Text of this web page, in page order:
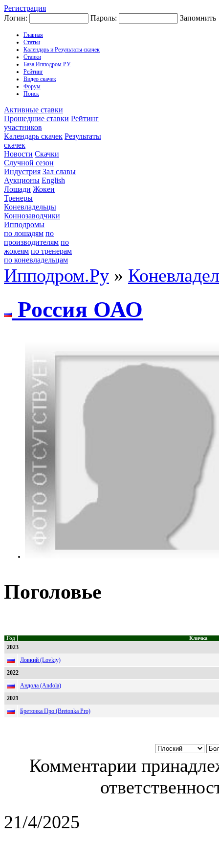
Регистрация
Логин:
Пароль: Запомнить
Главная
Статьи
Календарь и Результаты скачек
Ставки
База Ипподром.РУ
Рейтинг
Видео скачек
Форум
Поиск
Активные ставки
Прошедшие ставки Рейтинг
участников
Календарь скачек Результаты
скачек
Новости Скачки
Случной сезон
Индустрия Зал славы
Аукционы English
Лошади Жокеи
Тренеры
Коневладельцы
Коннозаводчики
Ипподромы
по лошадям по
производителям по
жокеям по тренерам
по коневладельцам
Ипподром.Ру »
Poссия ОАО
Поголовье
Год Кличка
2023
Ловкий (Lovkiy)
2022
Андола (Andola)
2021
Бретонка Про (Bretonka Pro)
Комментарии
21/4/2025